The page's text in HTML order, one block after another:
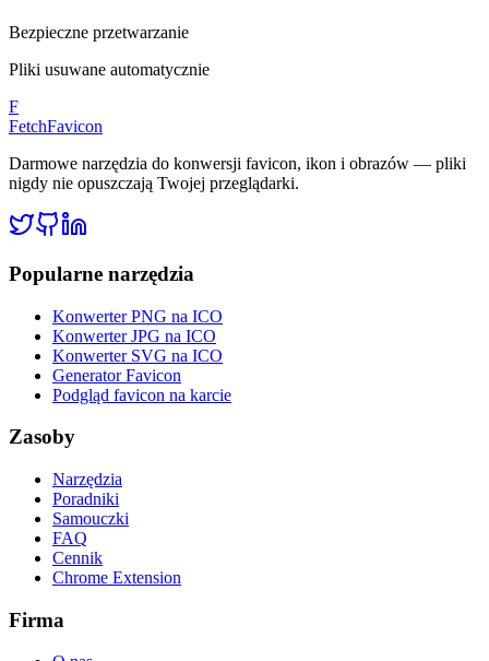
Bezpieczne przetwarzanie
Pliki usuwane automatycznie
F
FetchFavicon
Darmowe narzędzia do konwersji favicon, ikon i obrazów — pliki
nigdy nie opuszczają Twojej przeglądarki.
Popularne narzędzia
Konwerter PNG na ICO
Konwerter JPG na ICO
Konwerter SVG na ICO
Generator Favicon
Podgląd favicon na karcie
Zasoby
Narzędzia
Poradniki
Samouczki
FAQ
Cennik
Chrome Extension
Firma